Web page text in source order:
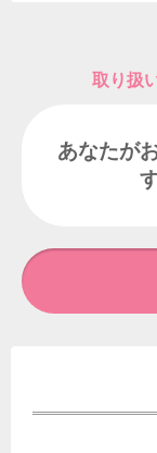
取り扱
あなたが